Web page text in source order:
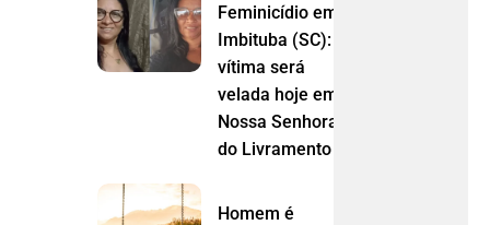
Feminicídio em
Imbituba (SC):
vítima será
velada hoje em
Nossa Senhora
do Livramento (MT)
Homem é